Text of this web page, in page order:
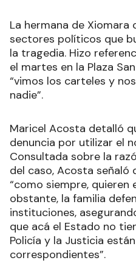
La hermana de
sectores políticos que
la tragedia. Hizo
el martes en la Plaza
“vimos los carteles y
nadie”.
Maricel Acosta detalló
denuncia por utilizar el
Consultada sobre la
del caso, Acosta señaló
“como siempre, quieren
obstante, la familia
instituciones,
que acá el Estado no
Policía y la Justicia
correspondientes”.